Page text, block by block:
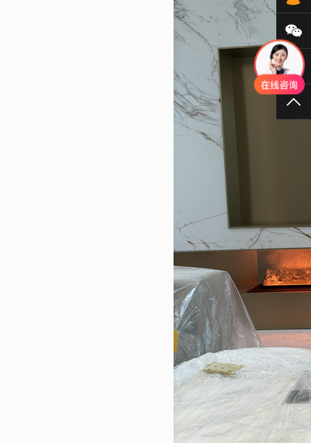
微